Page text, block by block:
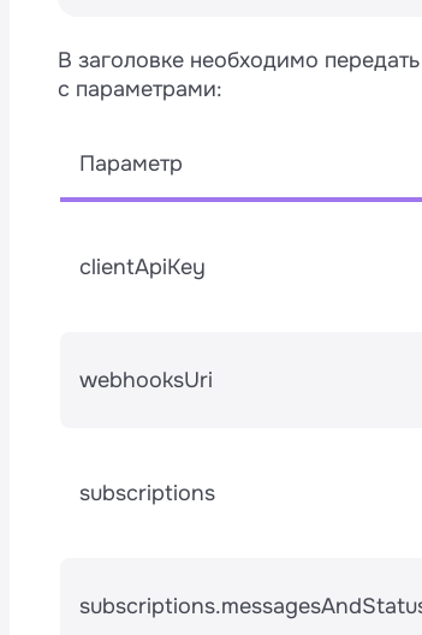
В заголовке необходимо
с параметрами:
Параметр
clientApiKey
webhooksUri
subscriptions